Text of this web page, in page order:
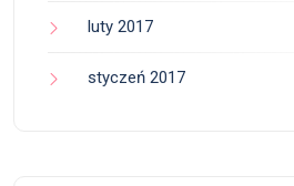
luty 2017
styczeń 2017